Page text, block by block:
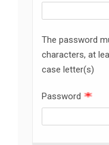
The password
characters, at
case letter(s)
Password